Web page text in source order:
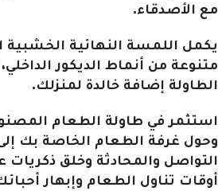
مع الأصدقاء.
يكمل اللمسة النهائية
متنوعة من أنماط الديكور
الطاولة إضافة خالدة لمنزلك.
استثمر في طاولة الطعام
وحول غرفة الطعام الخاصة بك
التواصل والمحادثة وخلق ذكريات
أوقات تناول الطعام وإبهار